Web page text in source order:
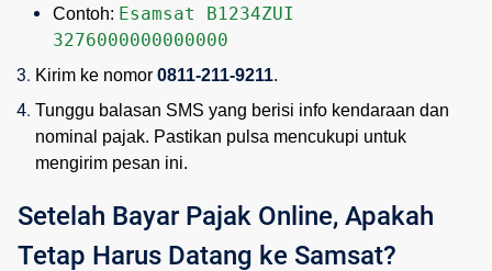
Contoh: Esamsat B1234ZUI
3276000000000000
Kirim ke nomor 0811-211-9211.
Tunggu balasan SMS yang berisi info kendaraan dan
nominal pajak. Pastikan pulsa mencukupi untuk
mengirim pesan ini.
Setelah Bayar Pajak Online, Apakah
Tetap Harus Datang ke Samsat?